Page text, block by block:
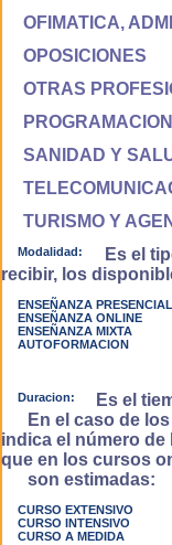
OFIMATICA,
OPOSICIONES
OTRAS
PROGRAMACION
SANIDAD Y
TURISMO Y
Modalidad:
Es el
recibir, los
ENSEÑANZA PRESENCIAL
ENSEÑANZA ONLINE
ENSEÑANZA MIXTA
AUTOFORMACION
Duracion:
Es el
En el caso de los
indica el número de
que en los cursos
son estimadas:
CURSO EXTENSIVO
CURSO INTENSIVO
CURSO A MEDIDA